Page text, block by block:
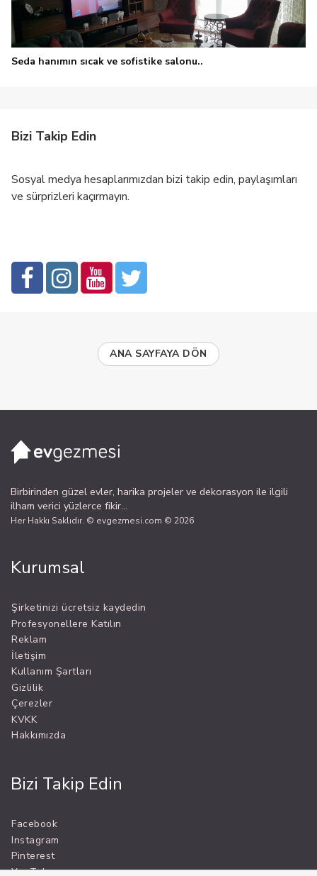
Seda hanımın sıcak ve sofistike salonu..
Bizi Takip Edin
Sosyal medya hesaplarımızdan bizi takip edin, paylaşımları
ve sürprizleri kaçırmayın.
ANA SAYFAYA DÖN
Birbirinden güzel evler, harika projeler ve dekorasyon ile ilgili
ilham verici yüzlerce fikir...
Her Hakkı Saklıdır. © evgezmesi.com © 2026
Kurumsal
Şirketinizi ücretsiz kaydedin
Profesyonellere Katılın
Reklam
İletişim
Kullanım Şartları
Gizlilik
Çerezler
KVKK
Hakkımızda
Bizi Takip Edin
Facebook
Instagram
Pinterest
YouTube